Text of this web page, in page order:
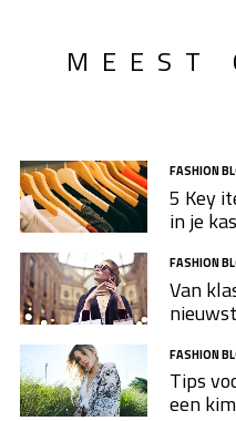
MEEST
FASHION
5 Key
in je
FASHION
Van
FASHION
Tips
een